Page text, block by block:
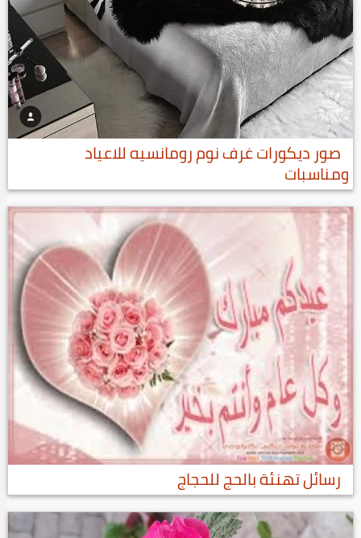
صور ديكورات غرف نوم رومانسيه للاعياد
ومناسبات
رسائل تهنئة بالحج للحجاج